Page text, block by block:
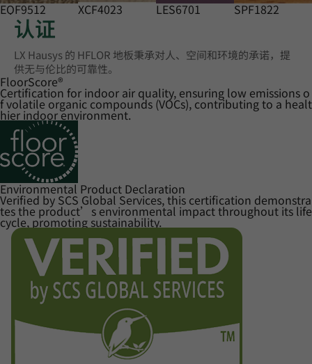
EQF9512 XCF4023 LES6701 SPF1822
认证
LX Hausys 的 HFLOR 地板秉承对人、空间和环境的承诺，提
供无与伦比的可靠性。
FloorScore®
Certification for indoor air quality, ensuring low emissions o
f volatile organic compounds (VOCs), contributing to a healt
hier indoor environment.
Environmental Product Declaration
Verified by SCS Global Services, this certification demonstra
tes the product’s environmental impact throughout its life
cycle, promoting sustainability.